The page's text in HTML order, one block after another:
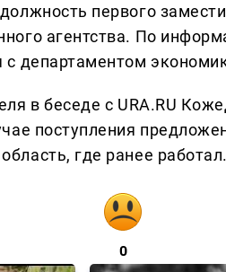
первого
агентства. По
с департаментом
в беседе с URA.RU
поступления
где ранее
0